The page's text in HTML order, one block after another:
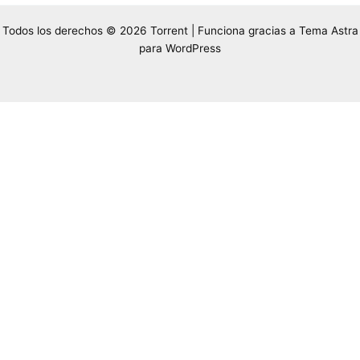
Todos los derechos © 2026 Torrent | Funciona gracias a Tema Astra
para WordPress